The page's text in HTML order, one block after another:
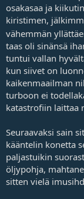
osakasaa ja
kiristimen,
vähemmän
taas oli sinänsä
tuntui vallan
kun siivet on
kaikenmaailman
turboon ei
katastrofiin laittaa
Seuraavaksi sain
kääntelin konetta
paljastuikin
öljypohja,
sitten vielä